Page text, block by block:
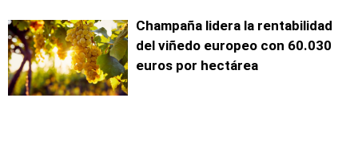
Champaña lidera la rentabilidad
del viñedo europeo con 60.030
euros por hectárea